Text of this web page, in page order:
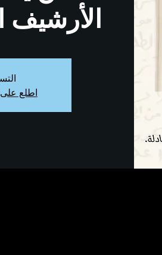
الأرشيف
اطلع